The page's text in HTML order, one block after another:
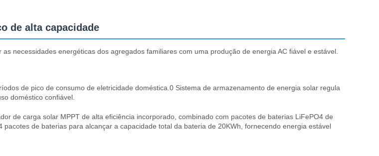
de alta capacidade
necessidades energéticas dos agregados familiares com uma produção de energia AC fiável e estável.
de pico de consumo de eletricidade doméstica.0 Sistema de armazenamento de energia solar regula
doméstico confiável.
de carga solar MPPT de alta eficiência incorporado, combinado com pacotes de baterias LiFePO4 de
de baterias para alcançar a capacidade total da bateria de 20KWh, fornecendo energia estável